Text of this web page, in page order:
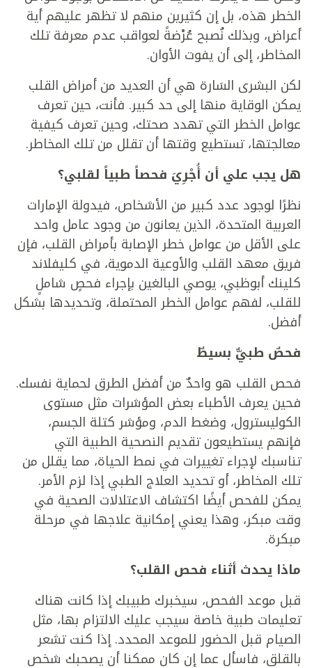
الخطر هذه، بل إن كثيرين منهم لا تظهر عليهم أية
أعراض، وبذلك نُصبح عُرْضةً لعواقب عدم معرفة تلك
المخاطر، إلى أن يفوت الأوان.
لكن البشرى السَارة هي أن العديد من أمراض القلب
يمكن الوقاية منها إلى حد كبير. فأنت، حين تعرف
عوامل الخطر التي تهدد صحتك، وحين تعرف كيفية
معالجتها، تستطيع وقتها أن تقلل من تلك المخاطر.
هل يجب علي أن أُجْرِيَ فحصاً طبياً لقلبي؟
نظرًا لوجود عدد كبير من الأشخاص، فيدولة الإمارات
العربية المتحدة، الذين يعانون من وجود عامل واحد
على الأقل من عوامل خطر الإصابة بأمراض القلب، فإن
فريق معهد القلب والأوعية الدموية، في كليفلاند
كلينك أبوظبي، يوصي البالغين بإجراء فحصٍ شاملٍ
للقلب، لفهم عوامل الخطر المحتملة، وتحديدها بشكل
أفضل.
فحصٌ طبيٌّ بسيطٌ
فحص القلب هو واحدٌ من أفضل الطرق لحماية نفسك.
فحين يعرف الأطباء بعض المؤشرات مثل مستوى
الكوليسترول، وضغط الدم، ومؤشر كتلة الجسم،
فإنهم يستطيعون تقديم النصحية الطبية التي
تناسبك لإجراء تغييرات في نمط الحياة، مما يقلل من
تلك المخاطر، أو تحديد العلاج الطبي إذا لزم الأمر.
يمكن للفحص أيضًا اكتشاف الاعتلالات الصحية في
وقت مبكر، وهذا يعني إمكانية علاجها في مرحلة
مبكرة.
ماذا يحدث أثناء فحص القلب؟
قبل موعد الفحص، سيخبرك طبيبك إذا كانت هناك
تعليمات طبية خاصة سيجب عليك الالتزام بها، مثل
الصيام قبل الحضور للموعد المحدد. إذا كنت تشعر
بالقلق، فاسأل عما إن كان ممكنا أن يصحبك شخص